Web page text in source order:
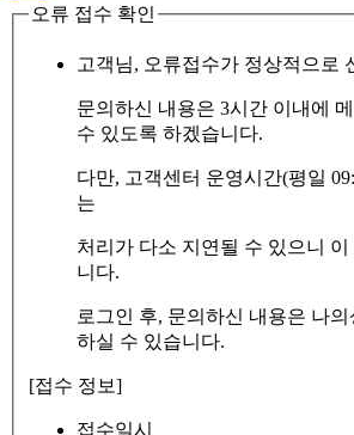
오류 접수 확인
고객님, 오류접수가 정상적으로
문의하신 내용은 3시간 이내에
수 있도록 하겠습니다.
다만, 고객센터 운영시간(평일
는
처리가 다소 지연될 수 있으니
니다.
로그인 후, 문의하신 내용은 나
하실 수 있습니다.
[접수 정보]
접수일시